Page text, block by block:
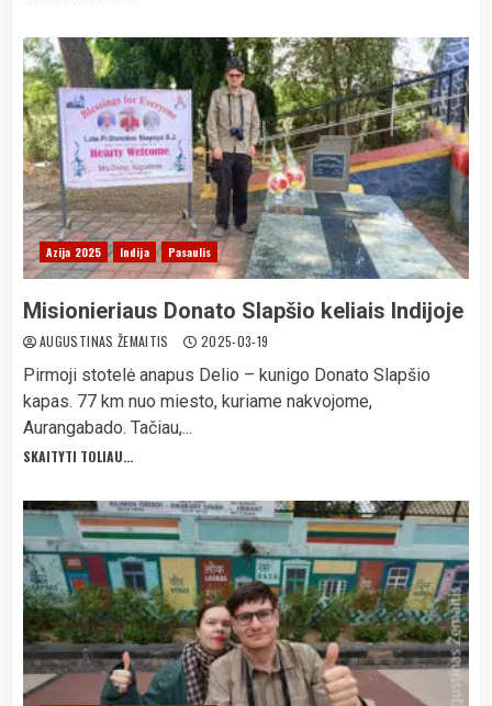
Azija 2025 Indija Pasaulis
Misionieriaus Donato Slapšio keliais Indijoje
AUGUSTINAS ŽEMAITIS 2025-03-19
Pirmoji stotelė anapus Delio – kunigo Donato Slapšio
kapas. 77 km nuo miesto, kuriame nakvojome,
Aurangabado. Tačiau,...
SKAITYTI TOLIAU...